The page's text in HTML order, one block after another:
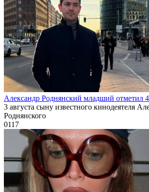
Александр Роднянский младший отметил
3 августа сыну известного кинодеятеля
Роднянского
0117